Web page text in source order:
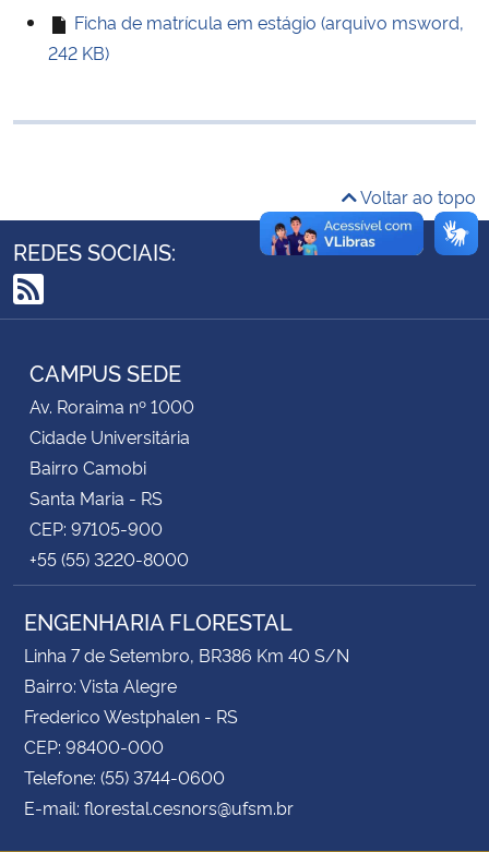
Ministério da Ciência, Tecnologia, Inovações e Comunicações
Ministério do Meio Ambiente
Controladoria-Geral da União
Secretaria-Geral
Secretaria de Governo
Gabinete de Segurança Institucional
Advocacia-Geral da União
Ficha de matrícula em estágio (arquivo msword,
242 KB)
Voltar ao topo
REDES SOCIAIS:
RSS
CAMPUS SEDE
Av. Roraima nº 1000
Cidade Universitária
Bairro Camobi
Santa Maria - RS
CEP: 97105-900
+55 (55) 3220-8000
ENGENHARIA FLORESTAL
Linha 7 de Setembro, BR386 Km 40 S/N
Bairro: Vista Alegre
Frederico Westphalen - RS
CEP: 98400-000
Telefone: (55) 3744-0600
E-mail: florestal.cesnors@ufsm.br